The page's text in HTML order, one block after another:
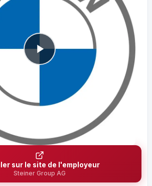
sur le site de l'employeur
Steiner Group AG